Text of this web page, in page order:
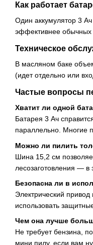
Как работает
Один аккумулятор 3
эффективнее обычных
Техническое
В масляном баке
(идет отдельно или
Частые вопросы
Хватит ли одной
Батарея 3 Ач
параллельно. Многие
Можно ли пилить
Шина 15,2 см
лесозаготовления — в
Безопасна ли в
Электрический
использовать
Чем она лучше
Не требует бензина,
мини пилу, если вам